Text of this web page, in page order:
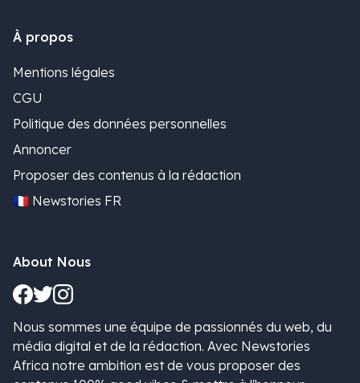
À propos
Mentions légales
CGU
Politique des données personnelles
Annoncer
Proposer des contenus à la rédaction
🇫🇷 Newstories FR
About Nous
Nous sommes une équipe de passionnés du web, du
média digital et de la rédaction. Avec Newstories
Africa notre ambition est de vous proposer des